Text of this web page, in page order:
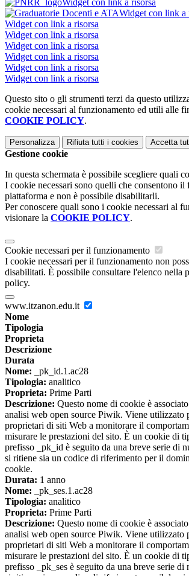
Widget con link a risorsa
Widget con link a
Widget con link a risorsa
Widget con link a risorsa
Widget con link a risorsa
Widget con link a risorsa
Widget con link a risorsa
Widget con link a risorsa
Questo sito o gli strumenti terzi da questo
cookie necessari al funzionamento ed utili alle
COOKIE POLICY.
Personalizza Rifiuta tutti i cookies Accetta
Gestione cookie
In questa schermata è possibile scegliere quali
I cookie necessari sono quelli che consentono il
piattaforma e non è possibile disabilitarli.
Per conoscere quali sono i cookie necessari al
visionare la COOKIE POLICY.
Cookie necessari per il funzionamento
I cookie necessari per il funzionamento non
disabilitati. È possibile consultare l'elenco nella
policy.
www.itzanon.edu.it
Nome
Tipologia
Proprieta
Descrizione
Durata
Nome: _pk_id.1.ac28
Tipologia: analitico
Proprieta: Prime Parti
Descrizione: Questo nome di cookie è
analisi web open source Piwik. Viene utilizzato
proprietari di siti Web a monitorare il
misurare le prestazioni del sito. È un cookie di
prefisso _pk_id è seguito da una breve serie di
si ritiene sia un codice di riferimento per il
cookie.
Durata: 1 anno
Nome: _pk_ses.1.ac28
Tipologia: analitico
Proprieta: Prime Parti
Descrizione: Questo nome di cookie è
analisi web open source Piwik. Viene utilizzato
proprietari di siti Web a monitorare il
misurare le prestazioni del sito. È un cookie di
prefisso _pk_ses è seguito da una breve serie di